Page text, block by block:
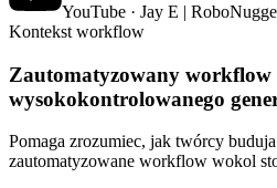
YouTube · Jay E |
Kontekst workflow
Zautomatyzowany workflow
wysokokontrolowanego
Pomaga zrozumiec, jak twórcy
zautomatyzowane workflow wokol